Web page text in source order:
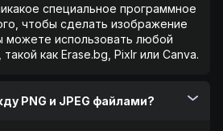
специальное программное
чтобы сделать изображение
можете использовать любой
как Erase.bg, Pixlr или Canva.
PNG и JPEG файлами?